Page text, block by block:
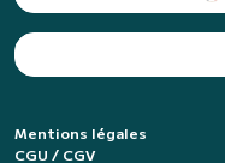
Mentions légales
CGU / CGV